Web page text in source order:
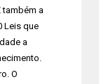
também a
Leis que
a
O